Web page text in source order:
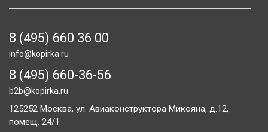
8 (495) 660 36 00
info@kopirka.ru
8 (495) 660-36-56
b2b@kopirka.ru
125252 Москва, ул. Авиаконструктора Микояна, д.12,
помещ. 24/1